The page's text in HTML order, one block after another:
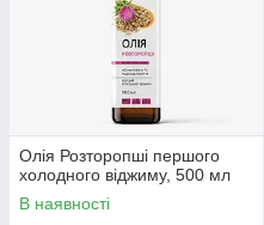
Олія Розторопші першого
холодного віджиму, 500 мл
В наявності